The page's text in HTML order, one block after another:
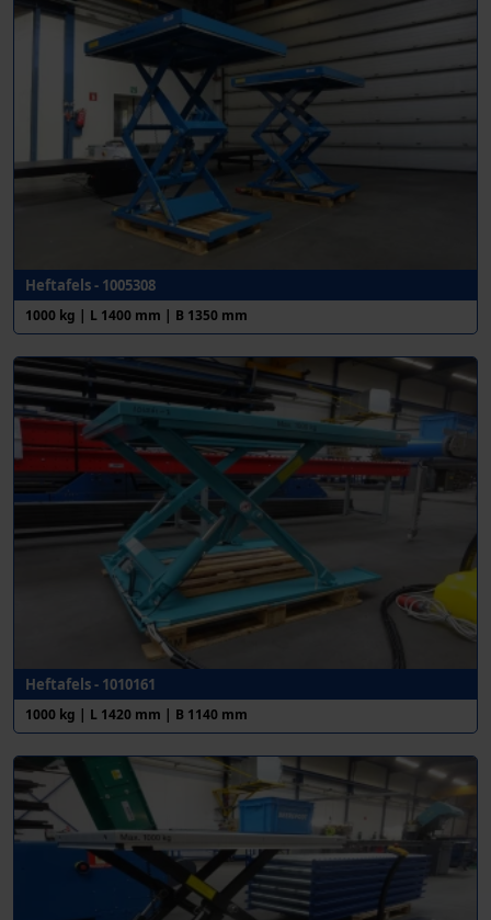
Heftafels - 1005308
1000 kg | L 1400 mm | B 1350 mm
Heftafels - 1010161
1000 kg | L 1420 mm | B 1140 mm